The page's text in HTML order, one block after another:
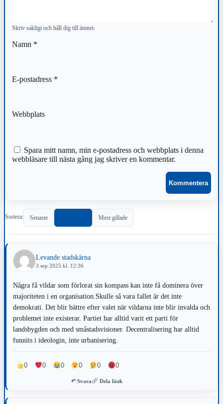
Skriv sakligt och håll dig till ämnet.
Namn *
E-postadress *
Webbplats
Spara mitt namn, min e-postadress och webbplats i denna
webbläsare till nästa gång jag skriver en kommentar.
Sortera: Senaste Mest gillade
Levande stadskärna
3 sep 2025 kl. 12:36
Några få vildar som förlorat sin kompass kan inte få dominera över
majoriteten i en organisation.Skulle så vara fallet är det inte
demokrati. Det blir bättre efter valet när vildarna inte blir invalda och
problemet inte existerar. Partiet har alltid varit ett parti för
landsbygden och med småstadsvisioner. Decentralisering har alltid
funnits i ideologin, inte urbanisering.
0 0 0 0 0 0
↶ Svara Dela länk